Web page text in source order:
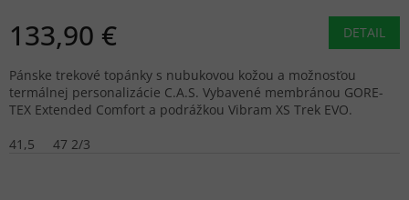
133,90 € DETAIL
Pánske trekové topánky s nubukovou kožou a možnosťou
termálnej personalizácie C.A.S. Vybavené membránou GORE-
TEX Extended Comfort a podrážkou Vibram XS Trek EVO.
41,5
47 2/3